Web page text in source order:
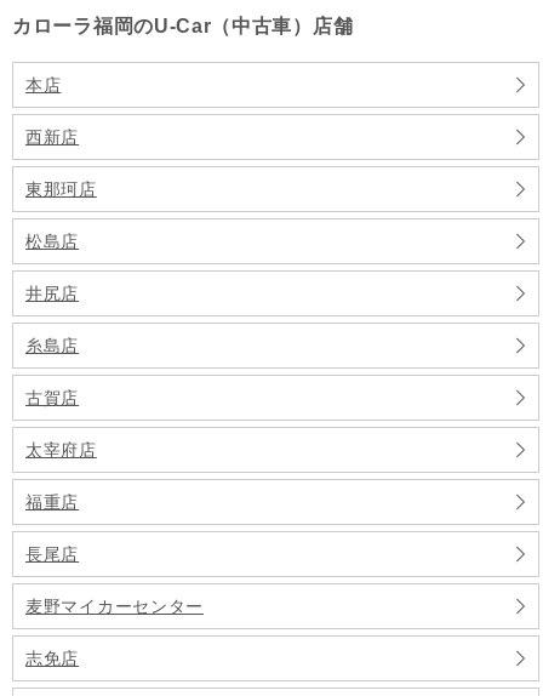
カローラ福岡のU-Car（中古車）店舗
本店
西新店
東那珂店
松島店
井尻店
糸島店
古賀店
太宰府店
福重店
長尾店
麦野マイカーセンター
志免店